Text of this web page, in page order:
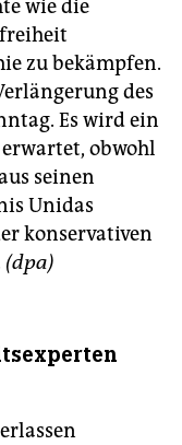
wie die
zu bekämpfen.
des
Es wird ein
obwohl
seinen
Unidas
konservativen
(dpa)